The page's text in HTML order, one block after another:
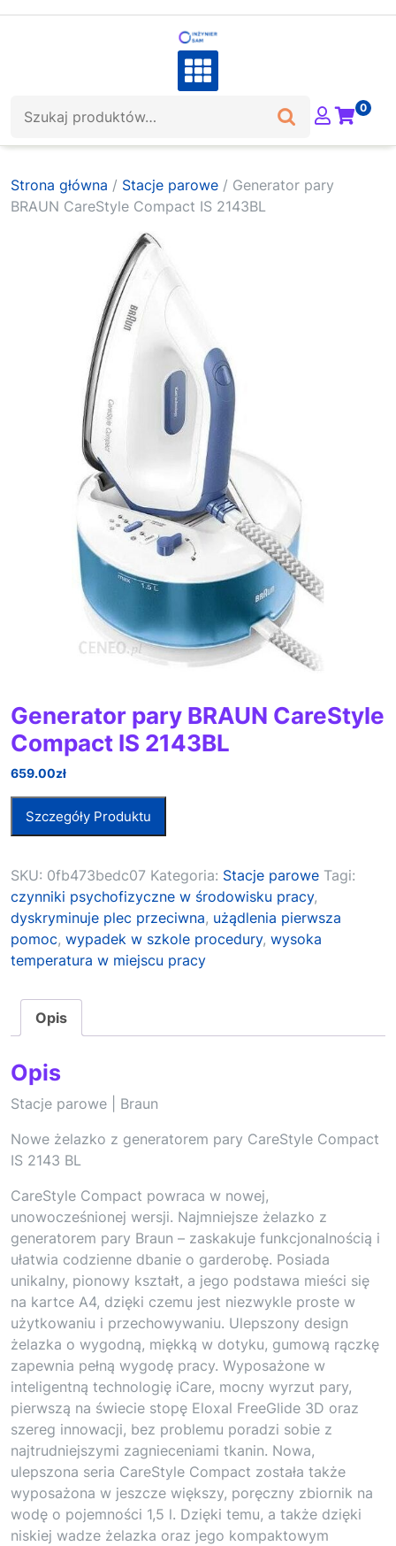
0
Strona główna / Stacje parowe / Generator pary
BRAUN CareStyle Compact IS 2143BL
Generator pary BRAUN CareStyle
Compact IS 2143BL
659.00zł
Szczegóły Produktu
SKU: 0fb473bedc07 Kategoria: Stacje parowe Tagi:
czynniki psychofizyczne w środowisku pracy,
dyskryminuje plec przeciwna, użądlenia pierwsza
pomoc, wypadek w szkole procedury, wysoka
temperatura w miejscu pracy
Opis
Opis
Stacje parowe | Braun
Nowe żelazko z generatorem pary CareStyle Compact
IS 2143 BL
CareStyle Compact powraca w nowej,
unowocześnionej wersji. Najmniejsze żelazko z
generatorem pary Braun – zaskakuje funkcjonalnością i
ułatwia codzienne dbanie o garderobę. Posiada
unikalny, pionowy kształt, a jego podstawa mieści się
na kartce A4, dzięki czemu jest niezwykle proste w
użytkowaniu i przechowywaniu. Ulepszony design
żelazka o wygodną, miękką w dotyku, gumową rączkę
zapewnia pełną wygodę pracy. Wyposażone w
inteligentną technologię iCare, mocny wyrzut pary,
pierwszą na świecie stopę Eloxal FreeGlide 3D oraz
szereg innowacji, bez problemu poradzi sobie z
najtrudniejszymi zagnieceniami tkanin. Nowa,
ulepszona seria CareStyle Compact została także
wyposażona w jeszcze większy, poręczny zbiornik na
wodę o pojemności 1,5 l. Dzięki temu, a także dzięki
niskiej wadze żelazka oraz jego kompaktowym